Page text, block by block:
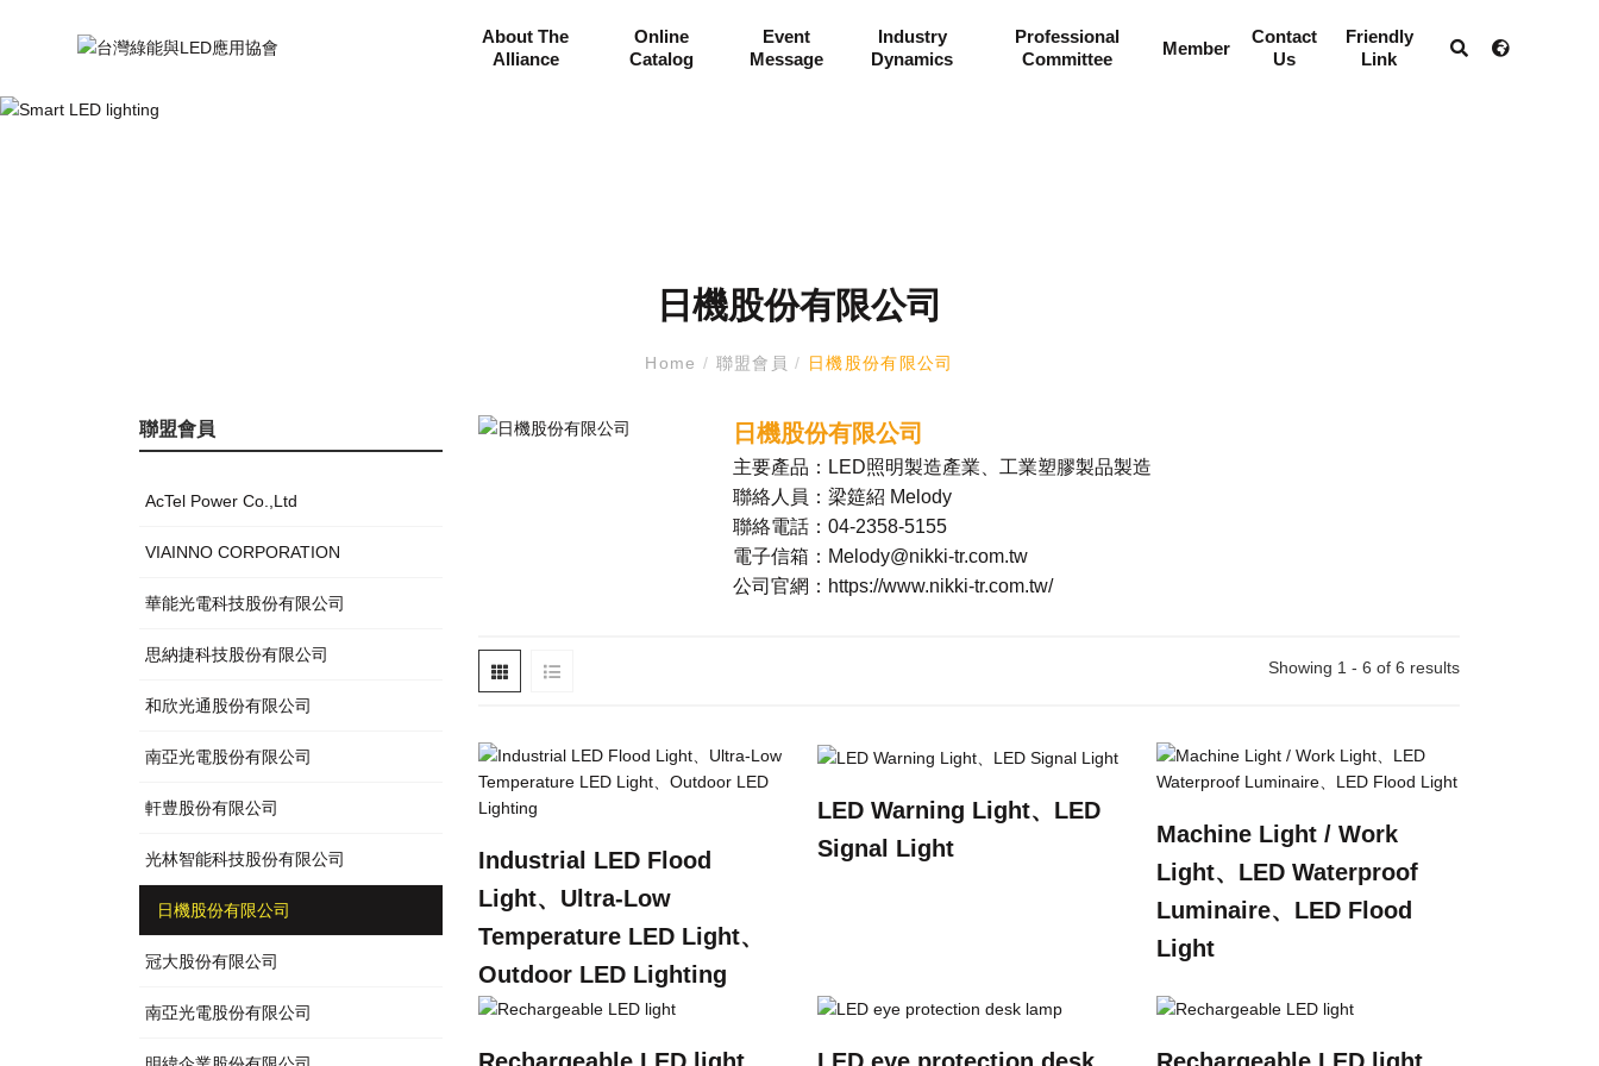
About The
Alliance
Online
Catalog
Event
Message
Industry
Dynamics
Professional
Committee
Member
Contact
Us
Friendly
Link
日機股份有限公司
Home / 聯盟會員/ 日機股份有限公司
聯盟會員
AcTel Power Co.,Ltd
VIAINNO CORPORATION
華能光電科技股份有限公司
思納捷科技股份有限公司
和欣光通股份有限公司
南亞光電股份有限公司
軒豊股份有限公司
光林智能科技股份有限公司
日機股份有限公司
冠大股份有限公司
南亞光電股份有限公司
日機股份有限公司
主要產品：LED照明製造產業、工業塑膠製品製造
聯絡人員：梁筵紹 Melody
聯絡電話： 04-2358-5155
電子信箱： Melody@nikki-tr.com.tw
公司官網： https://www.nikki-tr.com.tw/
Showing 1 - 6 of 6 results
Industrial LED Flood
Light、Ultra-Low
Temperature LED Light、
Outdoor LED Lighting
LED Warning Light、LED
Signal Light
Machine Light / Work
Light、LED Waterproof
Luminaire、LED Flood
Light
Rechargeable LED light LED eye protection desk Rechargeable LED light